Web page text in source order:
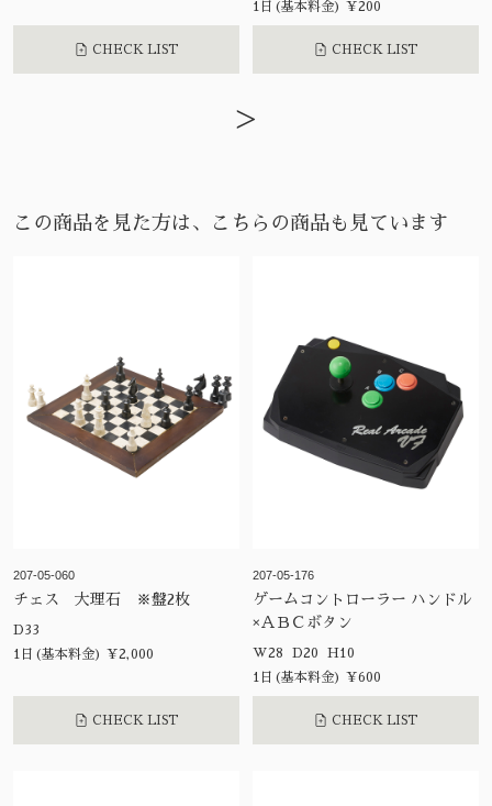
CHECK LIST
1日(基本料金) ¥200
CHECK LIST
>
この商品を見た方は、こちらの商品も見ています
207-05-060
チェス 大理石 ※盤2枚
D33
1日(基本料金) ¥2,000
CHECK LIST
207-05-176
ゲームコントローラー ハンドル
×ＡＢＣボタン
W28 D20 H10
1日(基本料金) ¥600
CHECK LIST